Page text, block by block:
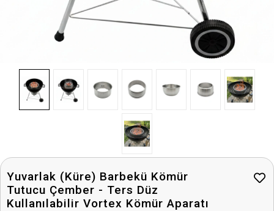
Yuvarlak (Küre) Barbekü Kömür
Tutucu Çember - Ters Düz
Kullanılabilir Vortex Kömür Aparatı